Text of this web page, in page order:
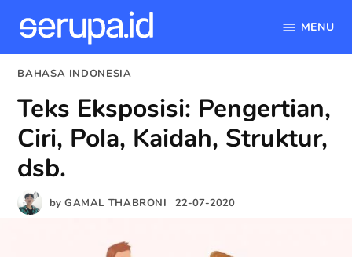
content
MENU
POSTED
BAHASA INDONESIA
Teks Eksposisi: Pengertian,
Ciri, Pola, Kaidah, Struktur,
dsb.
by GAMAL THABRONI 22-07-2020